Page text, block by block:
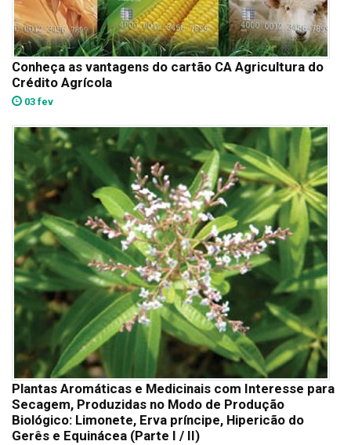
Conheça as vantagens do cartão CA Agricultura do
Crédito Agrícola
03 fev
Plantas Aromáticas e Medicinais com Interesse para
Secagem, Produzidas no Modo de Produção
Biológico: Limonete, Erva príncipe, Hipericão do
Gerês e Equinácea (Parte I / II)